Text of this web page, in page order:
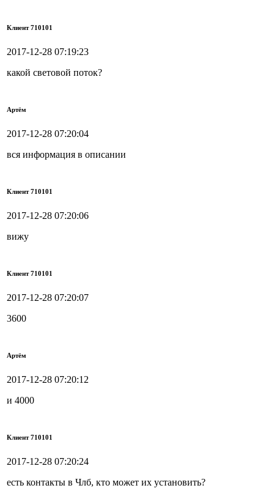
Клиент 710101
2017-12-28 07:19:23
какой световой поток?
Артём
2017-12-28 07:20:04
вся информация в описании
Клиент 710101
2017-12-28 07:20:06
вижу
Клиент 710101
2017-12-28 07:20:07
3600
Артём
2017-12-28 07:20:12
и 4000
Клиент 710101
2017-12-28 07:20:24
есть контакты в Члб, кто может их установить?